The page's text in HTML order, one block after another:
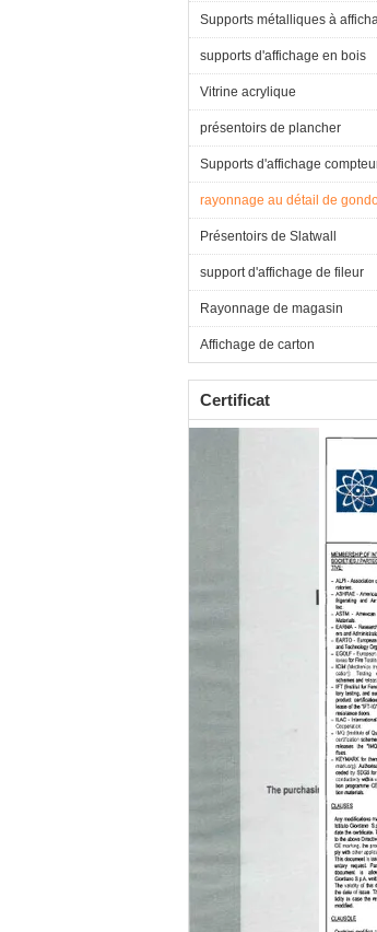
Supports métalliques à
supports d'affichage en bois
Vitrine acrylique
présentoirs de plancher
Supports d'affichage
rayonnage au détail de
Présentoirs de Slatwall
support d'affichage de fileur
Rayonnage de magasin
Affichage de carton
Certificat